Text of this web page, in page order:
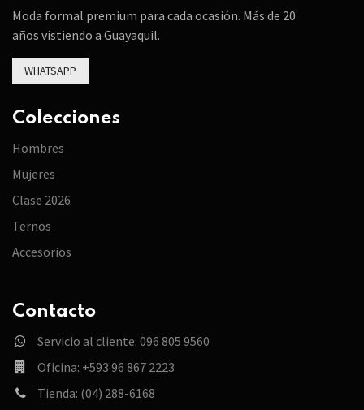
Moda formal premium para cada ocasión. Más de 20
años vistiendo a Guayaquil.
WHATSAPP
Colecciones
Hombres
Mujeres
Clase 2026
Ternos
Accesorios
Contacto
Servicio al cliente: 096 805 9560
Oficina: +593 96 867 2223
Tienda: (04) 288-6168